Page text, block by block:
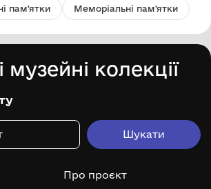
пам'ятки Меморіальні пам'ятки
музейні колекції
Про проєкт